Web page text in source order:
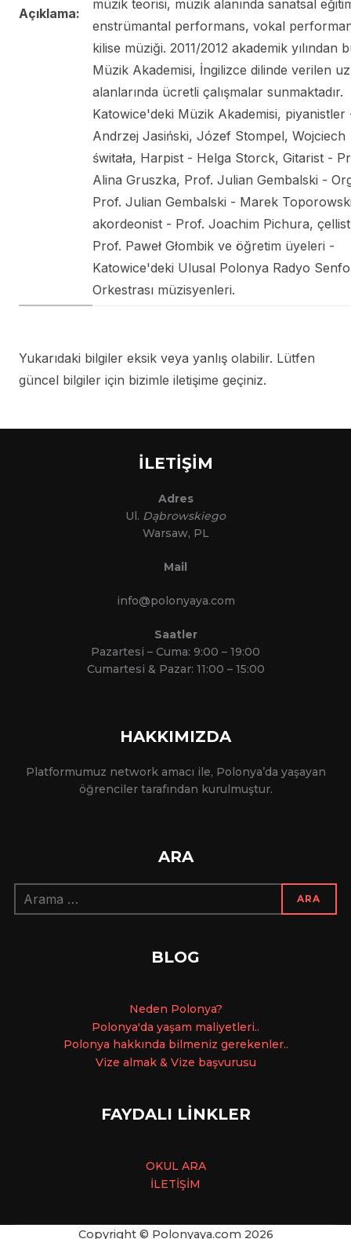
Açıklama:
müzik teorisi, müzik alanında sanatsal
enstrümantal performans, vokal
kilise müziği. 2011/2012 akademik yılından
Müzik Akademisi, İngilizce dilinde verilen
alanlarında ücretli çalışmalar sunmaktadır.
Katowice'deki Müzik Akademisi, piyanistler
Andrzej Jasiński, Józef Stompel, Wojciech
świtała, Harpist - Helga Storck, Gitarist -
Alina Gruszka, Prof. Julian Gembalski -
Prof. Julian Gembalski - Marek
akordeonist - Prof. Joachim Pichura,
Prof. Paweł Głombik ve öğretim üyeleri -
Katowice'deki Ulusal Polonya Radyo
Orkestrası müzisyenleri.
Yukarıdaki bilgiler eksik veya yanlış olabilir. Lütfen
güncel bilgiler için bizimle iletişime geçiniz.
İLETİŞİM
Adres
Ul. Dąbrowskiego
Warsaw, PL
Mail
info@polonyaya.com
Saatler
Pazartesi – Cuma: 9:00 – 19:00
Cumartesi & Pazar: 11:00 – 15:00
HAKKIMIZDA
Platformumuz network amacı ile, Polonya’da yaşayan
öğrenciler tarafından kurulmuştur.
ARA
Arama:
ARA
BLOG
Neden Polonya?
Polonya'da yaşam maliyetleri..
Polonya hakkında bilmeniz gerekenler..
Vize almak & Vize başvurusu
FAYDALI LİNKLER
OKUL ARA
İLETİŞİM
Copyright © Polonyaya.com 2026